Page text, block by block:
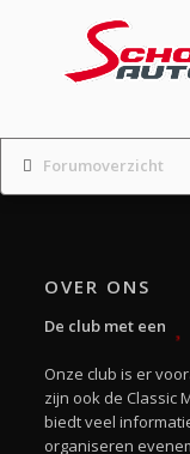
Forumoverzicht
OVER ONS
De club met een
Onze club is er
zijn ook de Classic
biedt veel
organiseren